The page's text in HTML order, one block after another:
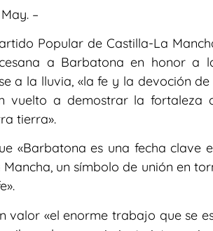
–
Popular de Castilla-La
a Barbatona en honor a
a la lluvia, «la fe y la devoción
vuelto a demostrar la fortaleza
tierra».
«Barbatona es una fecha clave
un símbolo de unión en
valor «el enorme trabajo que se